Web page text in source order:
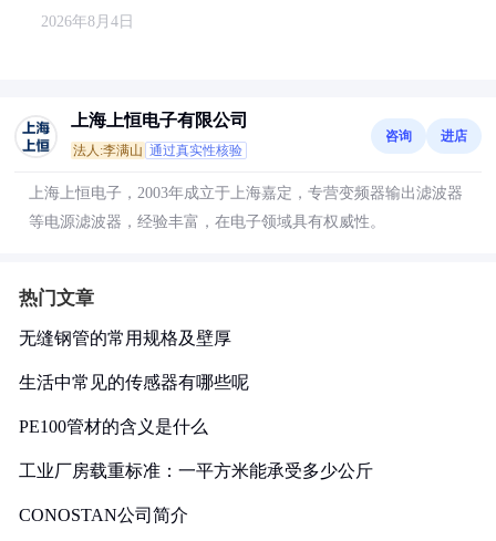
2026年8月4日
上海上恒电子有限公司
法人:李满山 通过真实性核验
咨询 进店
上海上恒电子，2003年成立于上海嘉定，专营变频器输出滤波器
等电源滤波器，经验丰富，在电子领域具有权威性。
热门文章
无缝钢管的常用规格及壁厚
生活中常见的传感器有哪些呢
PE100管材的含义是什么
工业厂房载重标准：一平方米能承受多少公斤
CONOSTAN公司简介